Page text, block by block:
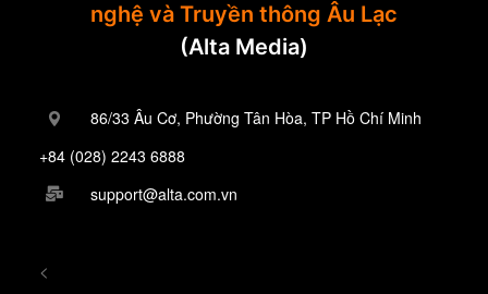
nghệ và Truyền thông Âu Lạc
(Alta Media)
86/33 Âu Cơ, Phường Tân Hòa, TP Hồ Chí Minh
+84 (028) 2243 6888
support@alta.com.vn
<